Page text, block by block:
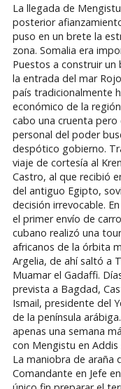
La llegada de
posterior
puso en un brete la
zona. Somalia era
Puestos a construir un
la entrada del mar
país tradicionalmente
económico de la
cabo una cruenta
personal del poder
despótico gobierno.
viaje de cortesía al
Castro, al que recibió
del antiguo Egipto,
decisión irrevocable.
el primer envío de
cubano realizó una
africanos de la órbita
Argelia, de ahí saltó a
Muamar el Gadaffi.
prevista a Bagdad,
Ismail, presidente del
de la península
apenas una semana
con Mengistu en
La maniobra de araña
Comandante en Jefe